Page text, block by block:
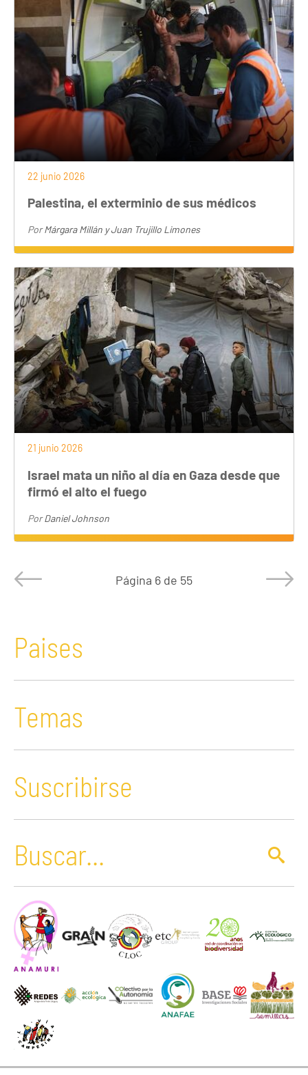
22 junio 2026
Palestina, el exterminio de sus médicos
PorMárgara Millán y Juan Trujillo Limones
21 junio 2026
Israel mata un niño al día en Gaza desde que
firmó el alto el fuego
PorDaniel Johnson
Página 6 de 55
Paises
Temas
Suscribirse